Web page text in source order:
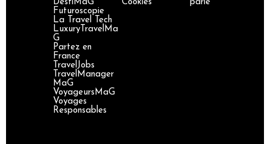
DestiMaG
Futuroscopie
La Travel Tech
LuxuryTravelMa
G
Partez en
France
TravelJobs
TravelManager
MaG
VoyageursMaG
Voyages
Responsables
Cookies
parle